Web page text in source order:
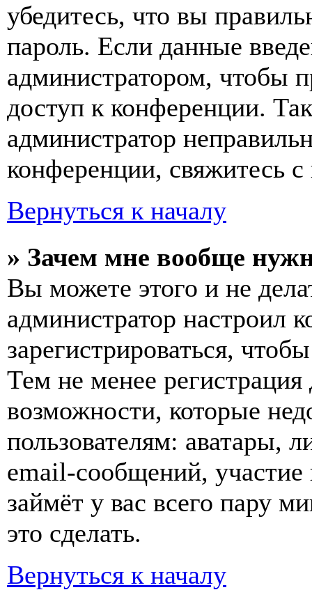
убедитесь, что вы
пароль. Если данные
администратором, чтобы
доступ к конференции.
администратор
конференции, свяжитесь
Вернуться к началу
» Зачем мне вообще
Вы можете этого и не
администратор
зарегистрироваться,
Тем не менее
возможности, которые
пользователям: аватары,
email-сообщений, участие
займёт у вас всего пару
это сделать.
Вернуться к началу